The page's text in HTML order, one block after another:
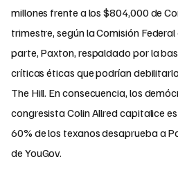
millones frente a los $804,000 de
trimestre, según la Comisión
parte, Paxton, respaldado por la
críticas éticas que podrían
The Hill. En consecuencia, los
congresista Colin Allred capitalice
60% de los texanos desaprueba a
de YouGov.